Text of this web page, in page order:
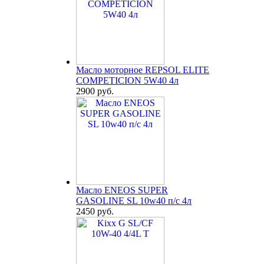
Масло моторное REPSOL ELITE
COMPETICION 5W40 4л
2900 руб.
Масло ENEOS SUPER
GASOLINE SL 10w40 п/с 4л
2450 руб.